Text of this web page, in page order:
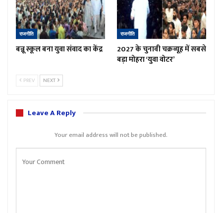
राजनीति
बन्नू स्कूल बना युवा संवाद का केंद्र
राजनीति
2027 के चुनावी चक्रव्यूह में सबसे
बड़ा मोहरा ‘युवा वोटर’
PREV NEXT
Leave A Reply
Your email address will not be published.